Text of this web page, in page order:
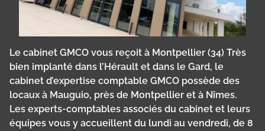
Le cabinet GMCO vous reçoit à Montpellier (34) Très
bien implanté dans l’Hérault et dans le Gard, le
cabinet d’expertise comptable GMCO possède des
locaux à Mauguio, près de Montpellier et à Nîmes.
Les experts-comptables associés du cabinet et leurs
équipes vous y accueillent du lundi au vendredi, de 8